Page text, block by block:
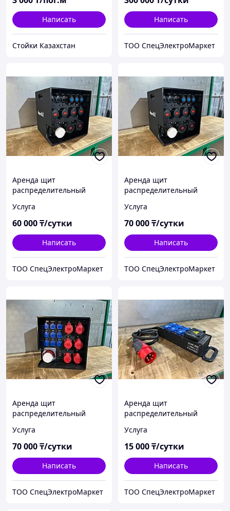
Написать
Стойки Казахстан
Написать
ТОО СпецЭлектроМаркет
Аренда щит
распределительный
мультиметра
Услуга
60 000₸/сутки
Написать
ТОО СпецЭлектроМаркет
Аренда щит
распределительный
мультиметром
Услуга
70 000₸/сутки
Написать
ТОО СпецЭлектроМаркет
Аренда щит
распределительный
мультиметром
Услуга
70 000₸/сутки
Написать
ТОО СпецЭлектроМаркет
Аренда щит
распределительный
Услуга
15 000₸/сутки
Написать
ТОО СпецЭлектроМаркет